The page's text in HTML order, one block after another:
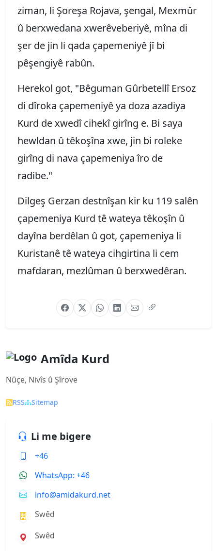
ziman, li Şoreşa Rojava, şengal, Mexmûr
û berxwedana xwerêveberiyê, mîna di
şer de jin li qada çapemeniyê jî bi
pêşengiyê rabûn.
Herekol got, "Bêguman Gûrbetellî Ersoz
di dîroka çapemeniyê ya doza azadiya
Kurd de xwedî cihekî girîng e. Bi saya
hewldan û têkoşîna xwe, jin bi roleke
girîng di nava çapemeniya îro de
radibe."
Dilgeş Gerzan destnîşan kir ku 119 salên
çapemeniya Kurd tê wateya têkoşîn û
dayîna berdêlan û got, çapemeniya li
Kuristanê tê wateya cihgirtina li cem
mafdaran, mezlûman û berxwedêran.
Amîda Kurd
Nûçe, Nivîs û Şîrove
RSS Sitemap
Li me bigere
+46
WhatsApp: +46
info@amidakurd.net
Swêd
Swêd